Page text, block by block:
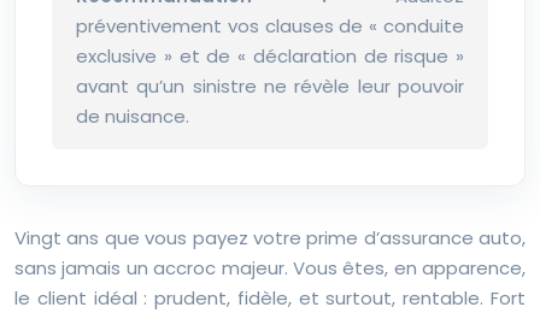
préventivement vos clauses de « conduite
exclusive » et de « déclaration de risque »
avant qu’un sinistre ne révèle leur pouvoir
de nuisance.
Vingt ans que vous payez votre prime d’assurance auto,
sans jamais un accroc majeur. Vous êtes, en apparence,
le client idéal : prudent, fidèle, et surtout, rentable. Fort